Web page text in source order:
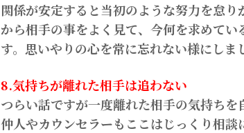
関係が安定すると当初のような努力を怠
から相手の事をよく見て、今何を求めて
す。思いやりの心を常に忘れない様にしま
8.気持ちが離れた相手は追わない
つらい話ですが一度離れた相手の気持ちを
仲人やカウンセラーもここはじっくり相